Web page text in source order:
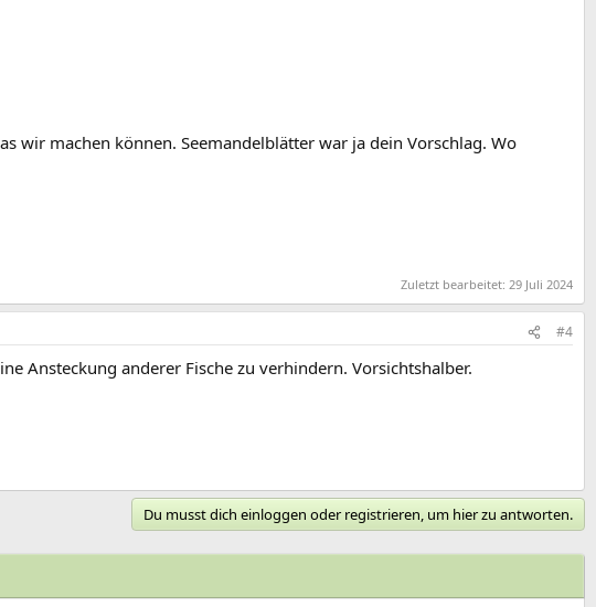
wir machen können. Seemandelblätter war ja dein Vorschlag. Wo
Zuletzt bearbeitet: 29 Juli 2024
#4
Ansteckung anderer Fische zu verhindern. Vorsichtshalber.
Du musst dich einloggen oder registrieren, um hier zu antworten.